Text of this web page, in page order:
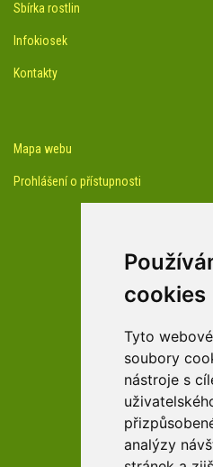
cookies
Tyto
soubory
nástroje s
analýzy
Sbírka rostlin
Infokiosek
Kontakty
Mapa webu
Prohlášení o přístupnosti